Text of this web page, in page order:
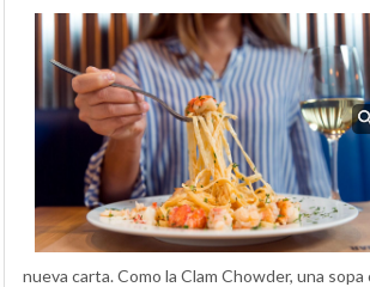
nueva carta. Como la Clam Chowder, una sopa